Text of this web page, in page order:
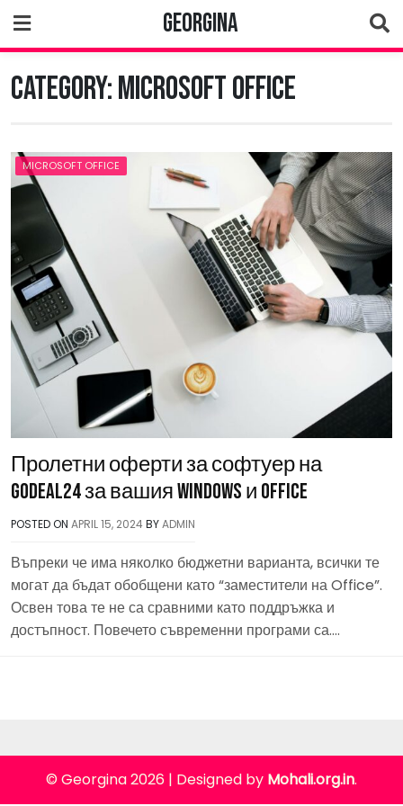
to
content
Georgina
Category:Microsoft Office
MICROSOFT OFFICE
Пролетни оферти за софтуер на
Godeal24 за вашия Windows и Office
POSTED ON APRIL 15, 2024BYADMIN
Въпреки че има няколко бюджетни варианта, всички те
могат да бъдат обобщени като “заместители на Office”.
Освен това те не са сравними като поддръжка и
достъпност. Повечето съвременни програми са….
© Georgina 2026 | Designed by Mohali.org.in.